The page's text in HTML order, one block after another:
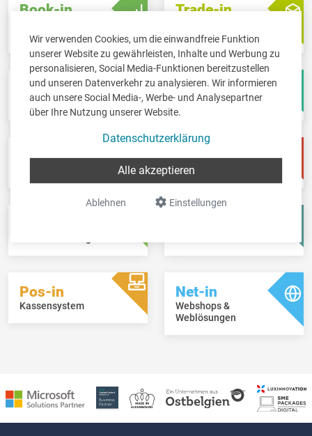
Wir verwenden Cookies, um die einwandfreie Funktion
unserer Website zu gewährleisten, Inhalte und Werbung zu
personalisieren, Social Media-Funktionen bereitzustellen
und unseren Datenverkehr zu analysieren. Wir informieren
auch unsere Social Media-, Werbe- und Analysepartner
über Ihre Nutzung unserer Website.
Datenschutzerklärung
Einstellungen
Ablehnen
Alle akzeptieren
Book-in
Steuerberatung
Trade-in
Rechnungsstellung
Scan-in
Papierloses Büro
Board-in
Online Dashboard
Pay-in Time-in
Zeitwirtschaft
Pos-in
Kassensystem
Net-in
Webshops &
Weblösungen